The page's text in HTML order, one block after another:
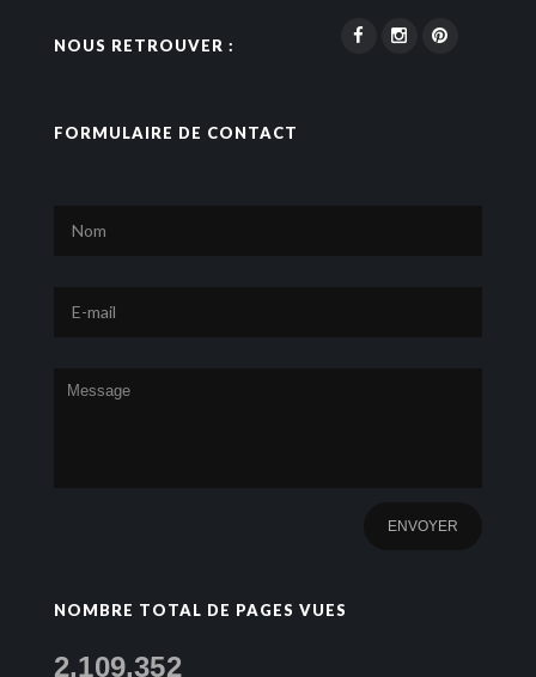
NOUS RETROUVER :
FORMULAIRE DE CONTACT
NOMBRE TOTAL DE PAGES VUES
2,109,352